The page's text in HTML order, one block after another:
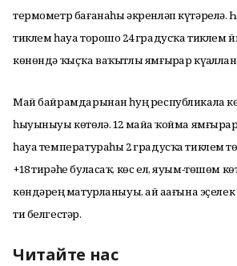
термометр бағанаһы әкренләп күтәрелә.
тиклем һауа торошо 24 градусҡа тиклем
көнөндә ҡыҫҡа ваҡытлы ямғырҙар
Май байрамдарынан һуң республикала
һыуыныуы көтөлә. 12 майҙа ҡойма
һауа температураһы 2 градусҡа тиклем
+18 тирәһе буласаҡ, көс ел, яуым-төшөм
көндәрҙең матурланыуы, ай аҙағына эҫелек
ти белгестәр.
Читайте нас